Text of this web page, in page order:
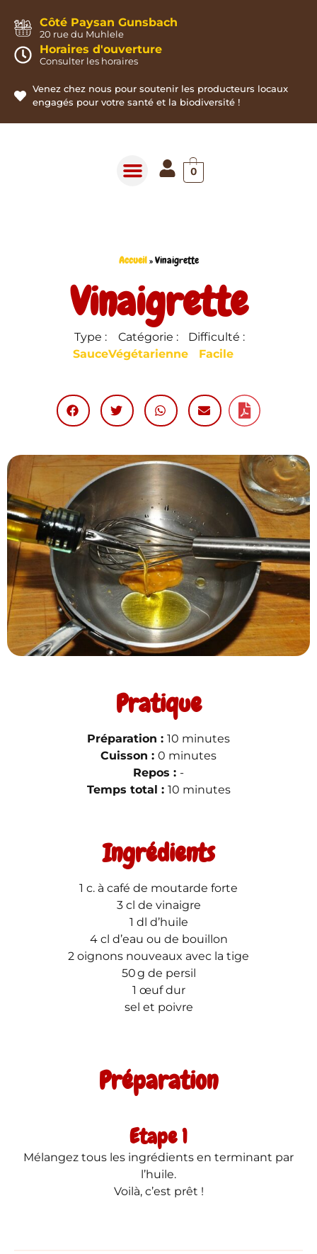
Côté Paysan Gunsbach
20 rue du Muhlele
Horaires d'ouverture
Consulter les horaires
Venez chez nous pour soutenir les producteurs locaux
engagés pour votre santé et la biodiversité !
0
Accueil»Vinaigrette
Vinaigrette
Type :
Sauce
Catégorie :
Végétarienne
Difficulté :
Facile
Pratique
Préparation : 10 minutes
Cuisson : 0 minutes
Repos : -
Temps total : 10 minutes
Ingrédients
1 c. à café de moutarde forte
3 cl de vinaigre
1 dl d’huile
4 cl d’eau ou de bouillon
2 oignons nouveaux avec la tige
50 g de persil
1 œuf dur
sel et poivre
Préparation
Etape 1
Mélangez tous les ingrédients en terminant par
l’huile.
Voilà, c’est prêt !